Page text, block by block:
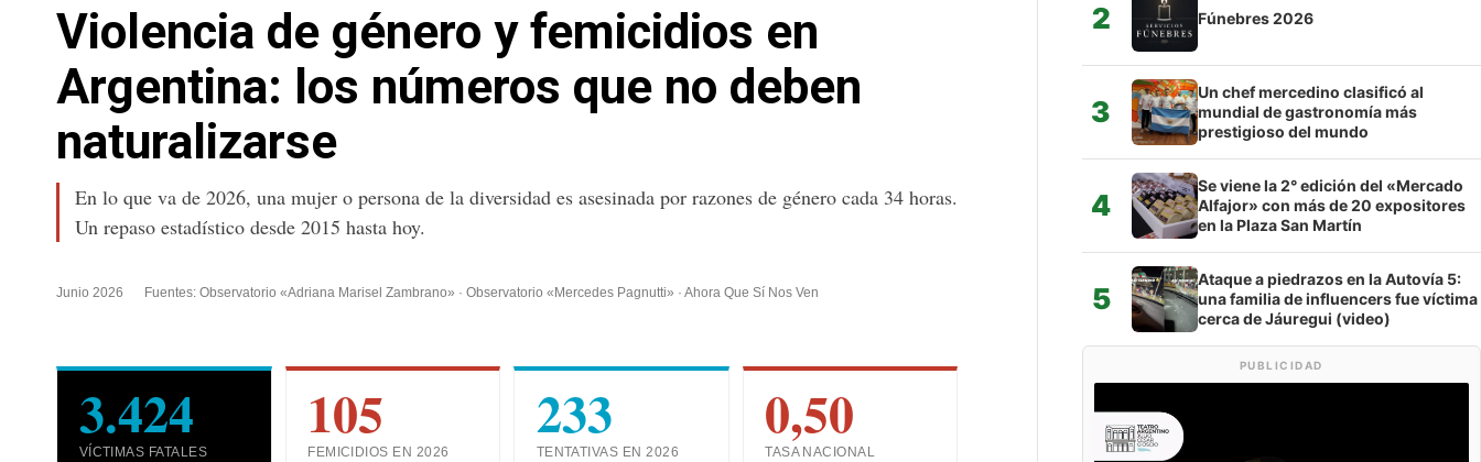
Violencia de género y femicidios en
Argentina: los números que no deben
naturalizarse
En lo que va de 2026, una mujer o persona de la diversidad es asesinada por razones de género cada 34 horas.
Un repaso estadístico desde 2015 hasta hoy.
Junio 2026 Fuentes: Observatorio «Adriana Marisel Zambrano» · Observatorio «Mercedes Pagnutti» · Ahora Que Sí Nos Ven
3.424
VÍCTIMAS FATALES
105
FEMICIDIOS EN 2026
233
TENTATIVAS EN 2026
0,50
TASA NACIONAL
2 Fúnebres 2026
3
Un chef mercedino clasificó al
mundial de gastronomía más
prestigioso del mundo
4
Se viene la 2° edición del «Mercado
Alfajor» con más de 20 expositores
en la Plaza San Martín
5
Ataque a piedrazos en la Autovía 5:
una familia de influencers fue víctima
cerca de Jáuregui (video)
PUBLICIDAD